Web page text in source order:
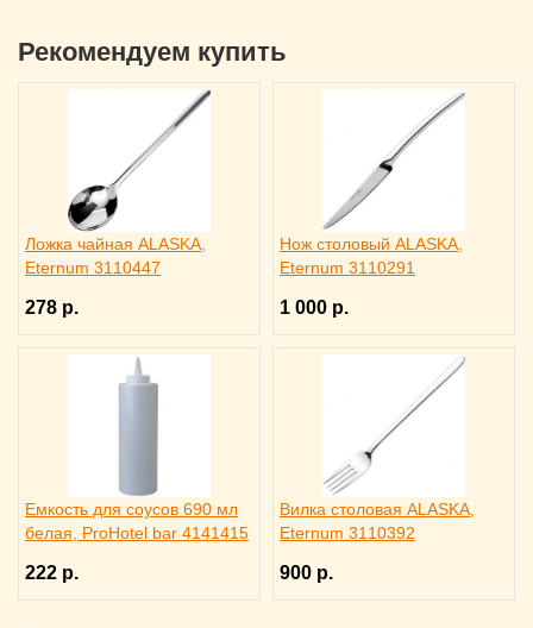
Рекомендуем купить
Ложка чайная ALASKA,
Eternum 3110447
278 р.
Нож столовый ALASKA,
Eternum 3110291
1 000 р.
Емкость для соусов 690 мл
белая, ProHotel bar 4141415
222 р.
Вилка столовая ALASKA,
Eternum 3110392
900 р.